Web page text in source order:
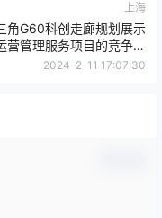
上海
角G60科创走廊规划展示
营管理服务项目的竞争性
磋商公告
2024-2-11 17:07:30